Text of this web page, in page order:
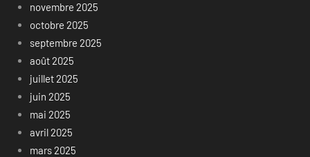
novembre 2025
octobre 2025
septembre 2025
août 2025
juillet 2025
juin 2025
mai 2025
avril 2025
mars 2025